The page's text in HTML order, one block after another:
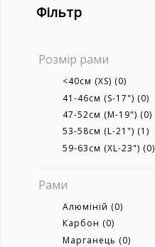
Фільтр
Розмір рами
<40см (XS) (0)
41-46см (S-17") (0)
47-52см (M-19") (0)
53-58см (L-21") (1)
59-63см (XL-23") (0)
Рами
Алюміній (0)
Карбон (0)
Марганець (0)